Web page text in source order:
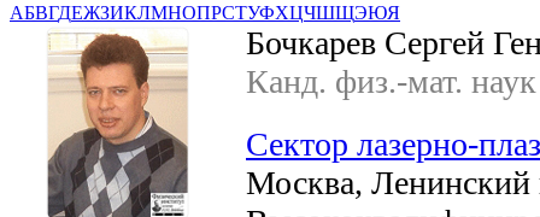
АБВГДЕЖЗИКЛМНОПРСТУФХЦЧШЩЭЮЯ
Бочкарев Сергей
Канд. физ.-мат. наук
Сектор лазерно-
Москва, Ленинский